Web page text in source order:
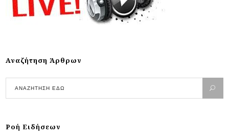
Αναζήτηση Άρθρων
Ροή Ειδήσεων